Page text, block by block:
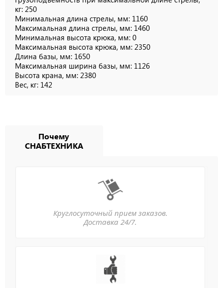
кг: 250
Минимальная длина стрелы, мм: 1160
Максимальная длина стрелы, мм: 1460
Минимальная высота крюка, мм: 0
Максимальная высота крюка, мм: 2350
Длина базы, мм: 1650
Максимальная ширина базы, мм: 1126
Высота крана, мм: 2380
Вес, кг: 142
Почему
СНАБТЕХНИКА
Круглосуточный прием заказов.
Доставка 24/7.